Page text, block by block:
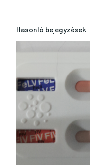
Hasonló bejegyzések